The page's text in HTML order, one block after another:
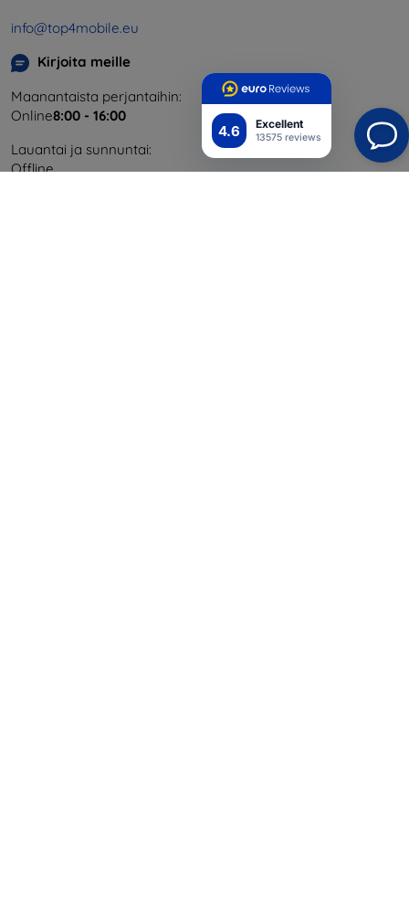
4.6 Excellent
13575 reviews
info@top4mobile.eu
Kirjoita meille
Maanantaista perjantaihin:
Online8:00 - 16:00
Lauantai ja sunnuntai:
Offline